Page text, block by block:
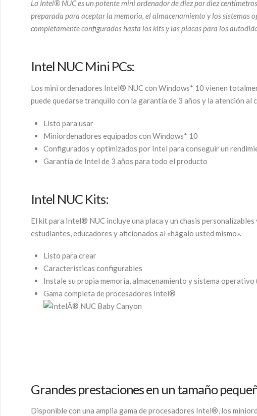
La Intel® NUC es un potente mini ordenador de diez por diez
preparada para aceptar la memoria, el almacenamiento y los sistemas
completamente configurados hasta los kits y las placas para los
Intel NUC Mini PCs:
Los mini ordenadores Intel® NUC con Windows* 10 vienen
puede quedarse tranquilo con la garantía de 3 años y la atención al
Listo para usar
Miniordenadores equipados con Windows* 10
Configurados y optimizados por Intel para conseguir un
Garantía de Intel de 3 años para todo el producto
Intel NUC Kits:
El kit para Intel® NUC incluye una placa y un chasis
estudiantes, educadores y aficionados al «hágalo usted mismo».
Listo para crear
Características configurables
Instale su propia memoria, almacenamiento y sistema operativo
Gama completa de procesadores Intel®
Grandes prestaciones en un tamaño
Disponible con una amplia gama de procesadores Intel®, los